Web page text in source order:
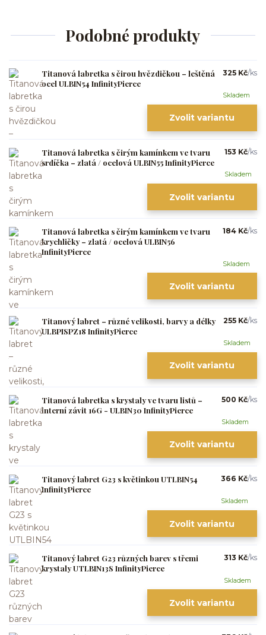
Podobné produkty
Titanová labretka s čirou hvězdičkou – leštěná
ocel ULBIN54 InfinityPierce
325 Kč/ks
Skladem
Zvolit variantu
Titanová labretka s čirým kamínkem ve tvaru
srdíčka – zlatá / ocelová ULBIN55 InfinityPierce
153 Kč/ks
Skladem
Zvolit variantu
Titanová labretka s čirým kamínkem ve tvaru
krychličky – zlatá / ocelová ULBIN56
InfinityPierce
184 Kč/ks
Skladem
Zvolit variantu
Titanový labret – různé velikosti, barvy a délky
ULBPISPZ18 InfinityPierce
255 Kč/ks
Skladem
Zvolit variantu
Titanová labretka s krystaly ve tvaru listů –
interní závit 16G - ULBIN30 InfinityPierce
500 Kč/ks
Skladem
Zvolit variantu
Titanový labret G23 s květinkou UTLBIN54
InfinityPierce
366 Kč/ks
Skladem
Zvolit variantu
Titanový labret G23 různých barev s třemi
krystaly UTLBIN13S InfinityPierce
313 Kč/ks
Skladem
Zvolit variantu